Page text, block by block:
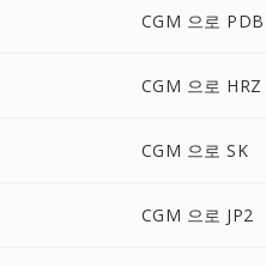
CGM 으로 PDB
CGM 으로 HRZ
CGM 으로 SK
CGM 으로 JP2